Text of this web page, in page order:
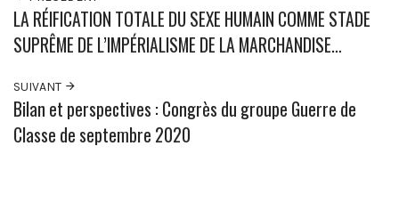
LA RÉIFICATION TOTALE DU SEXE HUMAIN COMME STADE
SUPRÊME DE L’IMPÉRIALISME DE LA MARCHANDISE…
SUIVANT
Bilan et perspectives : Congrès du groupe Guerre de
Classe de septembre 2020